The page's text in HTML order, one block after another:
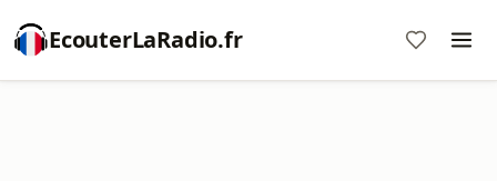
EcouterLaRadio.fr